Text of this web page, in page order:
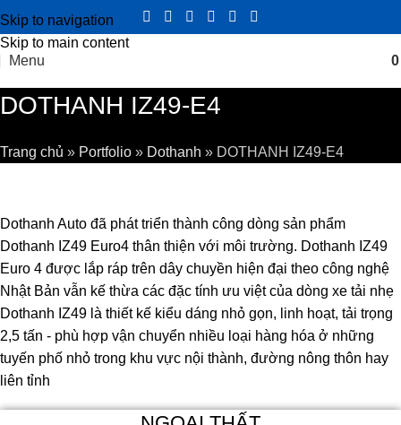
Skip to navigation
Skip to main content
Menu
DOTHANH IZ49-E4
Trang chủ » Portfolio » Dothanh » DOTHANH IZ49-E4
Dothanh Auto đã phát triển thành công dòng sản phẩm
Dothanh IZ49 Euro4 thân thiện với môi trường. Dothanh IZ49
Euro 4 được lắp ráp trên dây chuyền hiện đại theo công nghệ
Nhật Bản vẫn kế thừa các đặc tính ưu việt của dòng xe tải nhẹ
Dothanh IZ49 là thiết kế kiểu dáng nhỏ gọn, linh hoạt, tải trọng
2,5 tấn - phù hợp vận chuyển nhiều loại hàng hóa ở những
tuyến phố nhỏ trong khu vực nội thành, đường nông thôn hay
liên tỉnh